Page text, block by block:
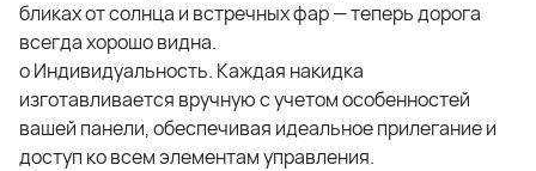
бликах от солнца и встречных фар — теперь дорога
всегда хорошо видна.
o Индивидуальность. Каждая накидка
изготавливается вручную с учетом особенностей
вашей панели, обеспечивая идеальное прилегание и
доступ ко всем элементам управления.